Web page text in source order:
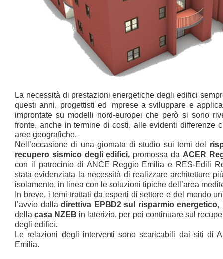
La necessità di prestazioni energetiche degli edifici
questi anni, progettisti ed imprese a sviluppare e
improntate su modelli nord-europei che però si sono
fronte, anche in termine di costi, alle evidenti differenze
aree geografiche.
Nell’occasione di una giornata di studio sui temi del
recupero sismico degli edifici, promossa da ACER
con il patrocinio di ANCE Reggio Emilia e RES-Edili
stata evidenziata la necessità di realizzare architetture
isolamento, in linea con le soluzioni tipiche dell’area
In breve, i temi trattati da esperti di settore e del mondo
l’avvio dalladirettiva EPBD2 sul risparmio energetico,
dellacasa NZEB in laterizio, per poi continuare sul
degli edifici.
Le relazioni degli interventi sono scaricabili dai siti di
Emilia.